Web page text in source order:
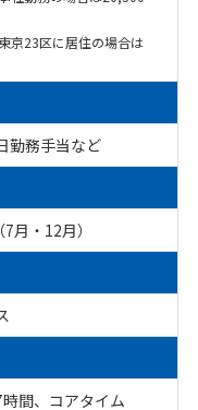
京23区に居住の場合は
勤務手当など
月・12月）
間、コアタイム